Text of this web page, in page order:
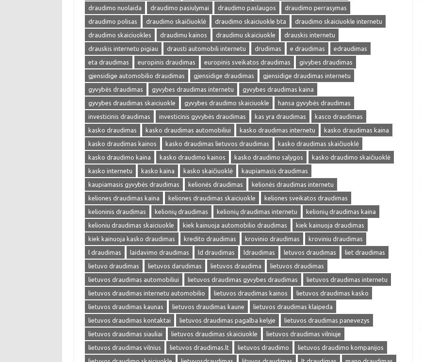
draudimo nuolaida
draudimo pasiulymai draudimo paslaugos
draudimo perrasymas
draudimo polisas
draudimo skaičiuoklė draudimo skaiciuokle bta
draudimo skaiciuokle internetu
draudimo skaiciuokles
draudimu kainos draudimu skaiciuokle
drauskis internetu
drauskis internetu pigiau
drausti automobili internetu drudimas e draudimas
edraudimas
eta draudimas
europinis draudimas europinis sveikatos draudimas
givybes draudimas
gjensidige automobilio draudimas
gjensidige draudimas
gjensidige draudimas internetu
gyvybės draudimas
gyvybes draudimas internetu
gyvybes draudimas kaina
gyvybes draudimas skaiciuokle
gyvybes draudimo skaiciuokle
hansa gyvybės draudimas
investicinis draudimas
investicinis gyvybės draudimas kas yra draudimas
kasco draudimas
kasko draudimas
kasko draudimas automobiliui kasko draudimas internetu
kasko draudimas kaina
kasko draudimas kainos
kasko draudimas lietuvos draudimas
kasko draudimas skaičiuoklė
kasko draudimo kaina
kasko draudimo kainos kasko draudimo salygos
kasko draudimo skaičiuoklė
kasko internetu
kasko kaina kasko skaičiuoklė
kaupiamasis draudimas
kaupiamasis gyvybės draudimas
kelionės draudimas
kelionės draudimas internetu
keliones draudimas kaina
keliones draudimas skaiciuokle
keliones sveikatos draudimas
kelioninis draudimas
kelionių draudimas kelionių draudimas internetu
kelionių draudimas kaina
kelioniu draudimas skaiciuokle
kiek kainuoja automobilio draudimas
kiek kainuoja draudimas
kiek kainuoja kasko draudimas
kredito draudimas krovinio draudimas
kroviniu draudimas
l draudimas
laidavimo draudimas ld draudimas ldraudimas letuvos draudimas
liet draudimas
lietuvo draudimas
lietuvos darudimas lietuvos draudima
lietuvos draudimas
lietuvos draudimas automobiliui
lietuvos draudimas gyvybes draudimas
lietuvos draudimas internetu
lietuvos draudimas internetu automobilio
lietuvos draudimas kainos
lietuvos draudimas kasko
lietuvos draudimas kaunas
lietuvos draudimas kaune
lietuvos draudimas klaipeda
lietuvos draudimas kontaktai
lietuvos draudimas pagalba kelyje
lietuvos draudimas panevezys
lietuvos draudimas siauliai
lietuvos draudimas skaiciuokle
lietuvos draudimas vilniuje
lietuvos draudimas vilnius
lietuvos draudimas.lt lietuvos draudimo
lietuvos draudimo kompanijos